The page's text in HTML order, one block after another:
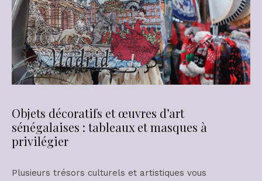
Objets décoratifs et œuvres d’art
sénégalaises : tableaux et masques à
privilégier
Plusieurs trésors culturels et artistiques vous